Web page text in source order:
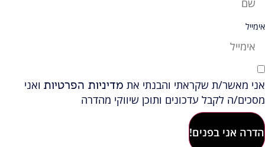
אימייל
אני מאשר/ת שקראתי והבנתי את מדיניות הפרטיות ואני
מסכים/ה לקבל עדכונים ותוכן שיווקי מהדרה
הדרה אני בפנים!